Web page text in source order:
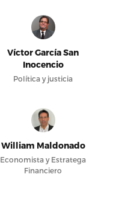
Víctor García San
Inocencio
Política y justicia
William Maldonado
Economista y Estratega
Financiero